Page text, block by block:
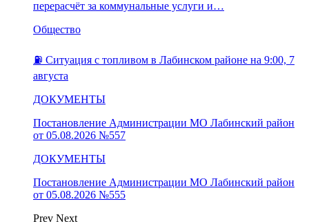
перерасчёт за коммунальные услуги и…
Общество
⛽️ Ситуация с топливом в Лабинском районе на 9:00, 7
августа
ДОКУМЕНТЫ
Постановление Администрации МО Лабинский район
от 05.08.2026 №557
ДОКУМЕНТЫ
Постановление Администрации МО Лабинский район
от 05.08.2026 №555
Prev Next